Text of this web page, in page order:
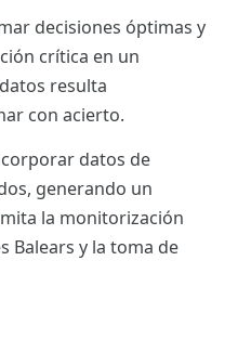
decisiones óptimas y
crítica en un
resulta
con acierto.
datos de
generando un
la monitorización
Balears y la toma de